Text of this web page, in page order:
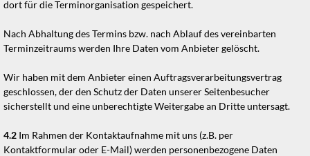
dort für die Terminorganisation gespeichert.
Nach Abhaltung des Termins bzw. nach Ablauf des vereinbarten
Terminzeitraums werden Ihre Daten vom Anbieter gelöscht.
Wir haben mit dem Anbieter einen Auftragsverarbeitungsvertrag
geschlossen, der den Schutz der Daten unserer Seitenbesucher
sicherstellt und eine unberechtigte Weitergabe an Dritte untersagt.
4.2 Im Rahmen der Kontaktaufnahme mit uns (z.B. per
Kontaktformular oder E-Mail) werden personenbezogene Daten